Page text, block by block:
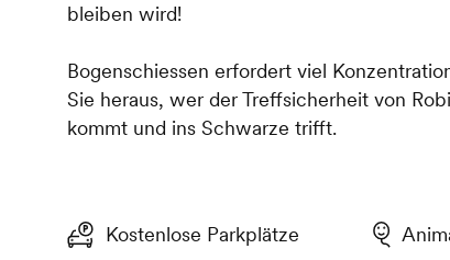
bleiben wird!
Bogenschiessen erfordert viel
Sie heraus, wer der Treffsicherheit von
kommt und ins Schwarze trifft.
Kostenlose Parkplätze